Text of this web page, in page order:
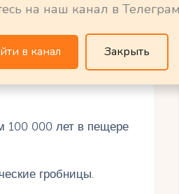
100 000 лет в пещере
гробницы.
на наш канал в
в канал Закрыть